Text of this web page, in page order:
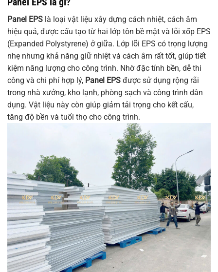
Panel EPS là loại vật liệu xây dựng cách nhiệt, cách âm
hiệu quả, được cấu tạo từ hai lớp tôn bề mặt và lõi xốp EPS
(Expanded Polystyrene) ở giữa. Lớp lõi EPS có trọng lượng
nhẹ nhưng khả năng giữ nhiệt và cách âm rất tốt, giúp tiết
kiệm năng lượng cho công trình. Nhờ đặc tính bền, dễ thi
công và chi phí hợp lý, Panel EPS được sử dụng rộng rãi
trong nhà xưởng, kho lạnh, phòng sạch và công trình dân
dụng. Vật liệu này còn giúp giảm tải trọng cho kết cấu,
tăng độ bền và tuổi thọ cho công trình.